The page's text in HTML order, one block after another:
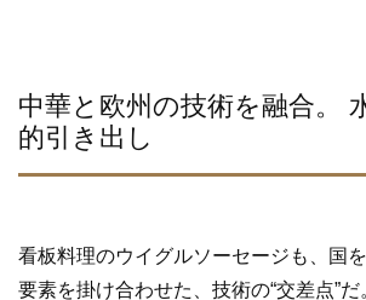
中華と欧州の技術を融合。
的引き出し
看板料理のウイグルソーセージも、国
要素を掛け合わせた、技術の“交差点”